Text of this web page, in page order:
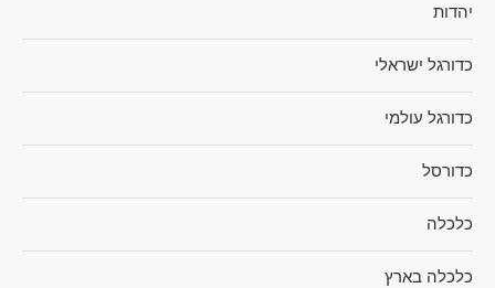
יהדות
כדורגל ישראלי
כדורגל עולמי
כדורסל
כלכלה
כלכלה בארץ